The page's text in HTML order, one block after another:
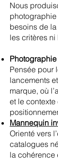
Nous
besoins de
les critères
Pensée pour
lancements
marque, où
et le
Mannequin
Orienté vers
catalogues
la cohérence